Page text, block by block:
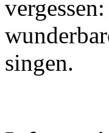
singen.